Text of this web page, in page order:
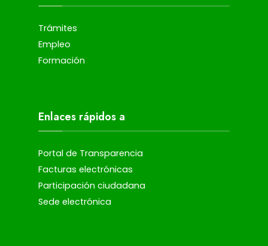
Trámites
Empleo
Formación
Enlaces rápidos a
Portal de Transparencia
Facturas electrónicas
Participación ciudadana
Sede electrónica